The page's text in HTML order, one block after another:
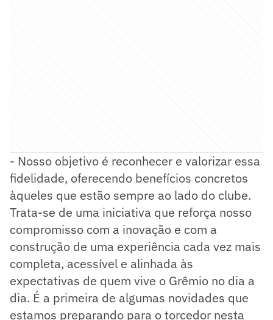
- Nosso objetivo é reconhecer e valorizar essa
fidelidade, oferecendo benefícios concretos
àqueles que estão sempre ao lado do clube.
Trata-se de uma iniciativa que reforça nosso
compromisso com a inovação e com a
construção de uma experiência cada vez mais
completa, acessível e alinhada às
expectativas de quem vive o Grêmio no dia a
dia. É a primeira de algumas novidades que
estamos preparando para o torcedor nesta